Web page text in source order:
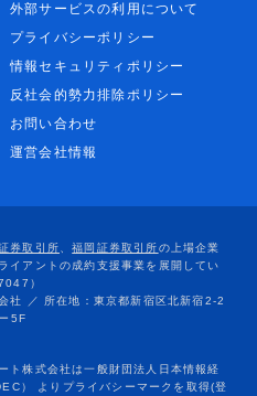
外部サービスの利用について
プライバシーポリシー
情報セキュリティポリシー
反社会的勢力排除ポリシー
お問い合わせ
運営会社情報